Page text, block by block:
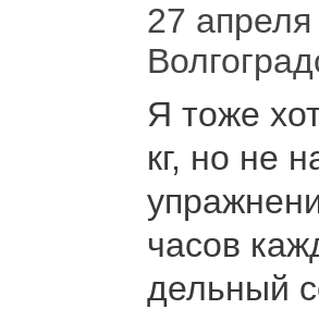
27
Я тоже
кг, но не
часов
дельный